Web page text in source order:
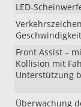
LED-
Front Assist –
Kollision mit
Unterstützung
Überwachung